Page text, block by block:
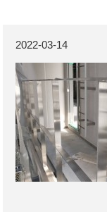
2022-03-14